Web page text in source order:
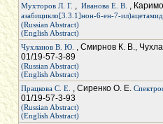
Мухторов Л. Г. , Иванова Е. В. ,
азабицикло[3.3.1]нон-6-ен-7-
(Russian Abstract)
(English Abstract)
Чухланов В. Ю. , Смирнов К. В.,
01/19-57-3-89
(Russian Abstract)
(English Abstract)
Працкова С. Е. , Сиренко О. Е.
01/19-57-3-93
(Russian Abstract)
(English Abstract)